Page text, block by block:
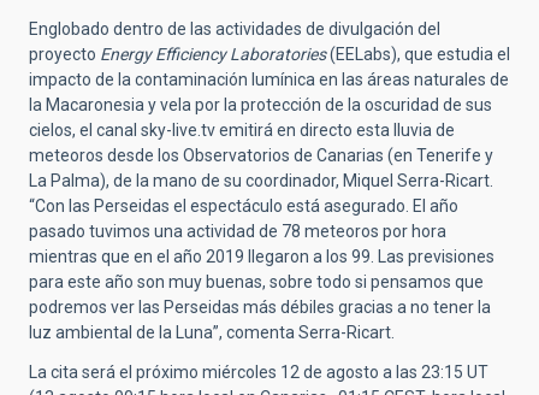
Englobado dentro de las actividades de divulgación del
proyecto Energy Efficiency Laboratories(EELabs), que estudia el
impacto de la contaminación lumínica en las áreas naturales de
la Macaronesia y vela por la protección de la oscuridad de sus
cielos, el canal sky-live.tv emitirá en directo esta lluvia de
meteoros desde los Observatorios de Canarias (en Tenerife y
La Palma), de la mano de su coordinador, Miquel Serra-Ricart.
“Con las Perseidas el espectáculo está asegurado. El año
pasado tuvimos una actividad de 78 meteoros por hora
mientras que en el año 2019 llegaron a los 99. Las previsiones
para este año son muy buenas, sobre todo si pensamos que
podremos ver las Perseidas más débiles gracias a no tener la
luz ambiental de la Luna”, comenta Serra-Ricart.
La cita será el próximo miércoles 12 de agosto a las 23:15 UT